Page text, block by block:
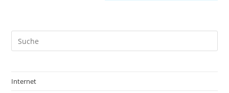
Internet